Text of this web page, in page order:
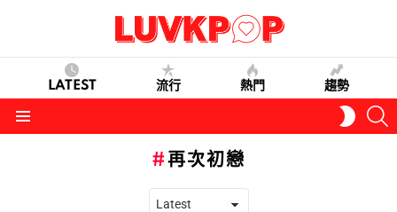
LATEST 流行 熱門 趨勢
SKIN
再次初戀